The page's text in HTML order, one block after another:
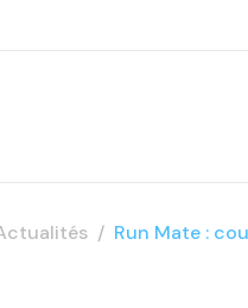
Run Mate :